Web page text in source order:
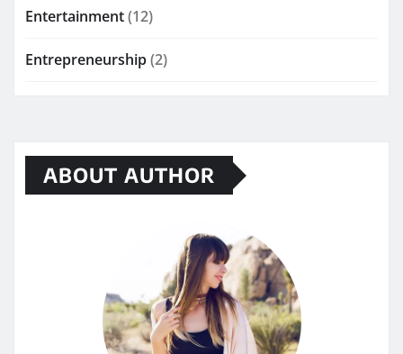
Entertainment(12)
Entrepreneurship(2)
ABOUT AUTHOR